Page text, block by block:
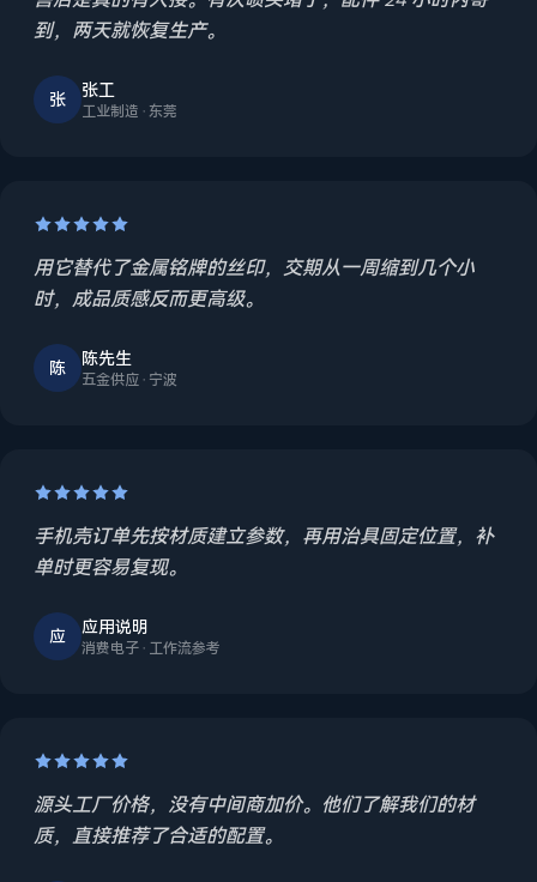
到，两天就恢复生产。
张 张工
工业制造 · 东莞
用它替代了金属铭牌的丝印，交期从一周缩到几个小
时，成品质感反而更高级。
陈 陈先生
五金供应 · 宁波
手机壳订单先按材质建立参数，再用治具固定位置，补
单时更容易复现。
应 应用说明
消费电子 · 工作流参考
源头工厂价格，没有中间商加价。他们了解我们的材
质，直接推荐了合适的配置。